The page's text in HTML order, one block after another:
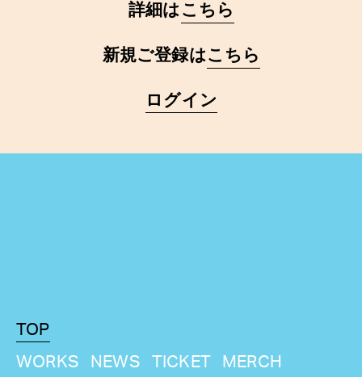
詳細は こちら
新規ご登録はこちら
ログイン
TOP
WORKS
NEWS TICKET MERCH